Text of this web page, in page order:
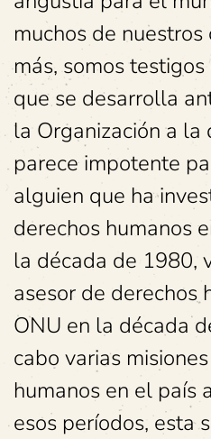
muchos de
más, somos
que se desarrolla
la Organización a la
parece impotente
alguien que ha
derechos humanos
la década de 1980,
asesor de derechos
ONU en la década
cabo varias
humanos en el país
esos períodos, esta